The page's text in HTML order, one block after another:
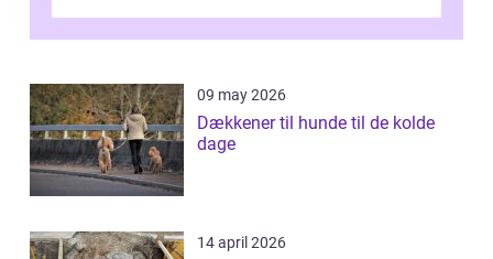
09 may 2026
Dækkener til hunde til de kolde
dage
14 april 2026